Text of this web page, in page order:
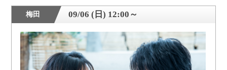
梅田 09/06 (日) 12:00～